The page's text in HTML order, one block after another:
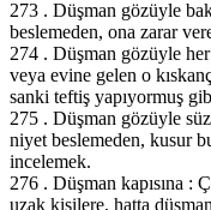
273 . Düşman gözüyle
beslemeden, ona zarar
274 . Düşman gözüyle her
veya evine gelen o
sanki teftiş yapıyormuş
275 . Düşman gözüyle
niyet beslemeden, kusur
incelemek.
276 . Düşman kapısına :
uzak kişilere, hatta